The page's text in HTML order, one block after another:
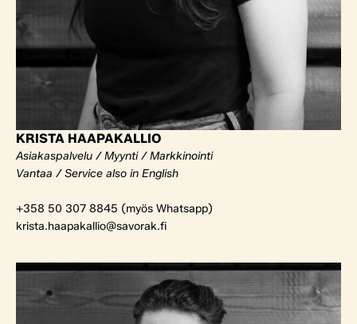
KRISTA HAAPAKALLIO
Asiakaspalvelu / Myynti / Markkinointi
Vantaa / Service also in English
+358 50 307 8845 (myös Whatsapp)
krista.haapakallio@savorak.fi